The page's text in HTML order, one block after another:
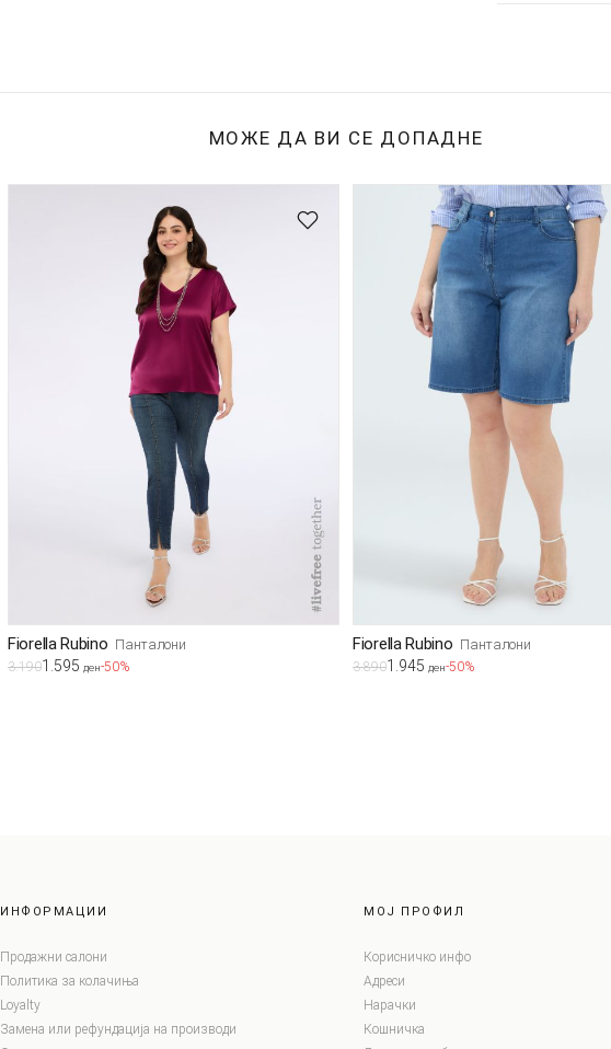
МОЖЕ ДА ВИ СЕ ДОПАДНЕ
Fiorella Rubino Панталони
3.1901.595 ден-50%
Fiorella Rubino Панталони
3.8901.945 ден-50%
ИНФОРМАЦИИ
Продажни салони
Политика за колачиња
Loyalty
Замена или рефундација на производи
МОЈ ПРОФИЛ
Корисничко инфо
Адреси
Нарачки
Кошничка